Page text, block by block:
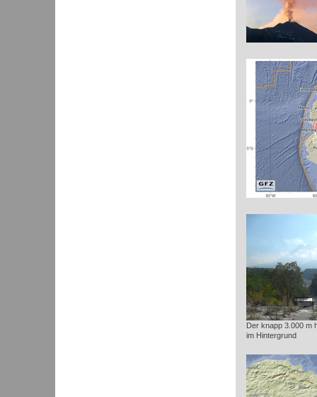
Der knapp 3.000 m
im Hintergrund